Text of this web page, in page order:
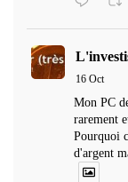
16 Oct
Mon PC
rarement
Pourquoi
d'argent